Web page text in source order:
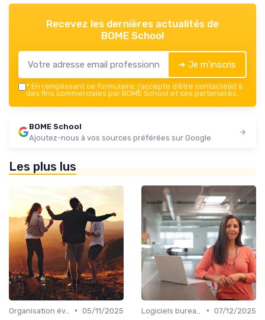
Recevez les dernières actualités de
BOME School
➔ Je m'inscris
* En remplissant ce formulaire, j’accepte d’être contacté(e) à
des fins commerciales par BOME School et ses partenaires.
BOME School
Ajoutez-nous à vos sources préférées sur Google
Les plus lus
• 05/11/2025
• 07/12/2025